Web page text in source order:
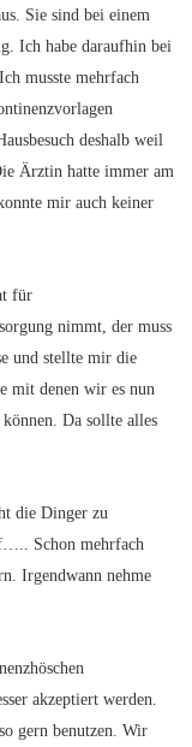
Sie sind bei einem
Ich habe daraufhin bei
musste mehrfach
deshalb weil
Ärztin hatte immer am
mir auch keiner
für
nimmt, der muss
und stellte mir die
mit denen wir es nun
Da sollte alles
die Dinger zu
Schon mehrfach
Irgendwann nehme
akzeptiert werden.
gern benutzen. Wir